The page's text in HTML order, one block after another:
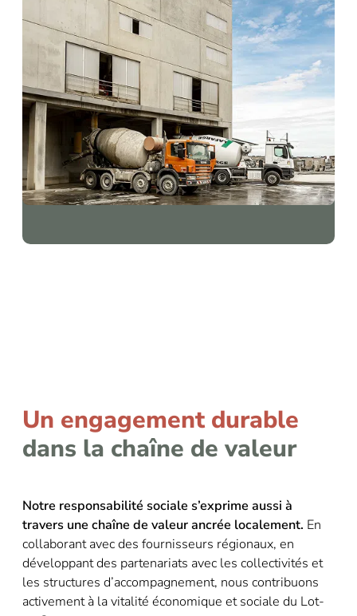
Un engagement durable
dans la chaîne de valeur
Notre responsabilité sociale s’exprime aussi à
travers une chaîne de valeur ancrée localement. En
collaborant avec des fournisseurs régionaux, en
développant des partenariats avec les collectivités et
les structures d’accompagnement, nous contribuons
activement à la vitalité économique et sociale du Lot-